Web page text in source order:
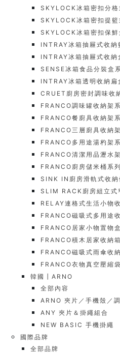
SKYLOCK冰箱密扣分格
SKYLOCK冰箱密扣提籃
SKYLOCK冰箱密扣保鮮
INTRAY冰箱抽屜式收納
INTRAY冰箱抽屜式收納
SENSE冰箱食品分裝盒
INTRAY冰箱透明收納扁
CRUET廚房密封調味收
FRANCO調味罐收納架
FRANCO餐廚具收納架
FRANCO三層廚具收納
FRANCO多用途湯杓架
FRANCO清潔用品瀝水
FRANCO廚房儲米桶系列
SINK IN廚房滑軌式收納
SLIM RACK廚房組立式
RELAY連格式生活小物
FRANCO磁吸式多用途
FRANCO居家小物置物
FRANCO積木居家收納
FRANCO磁吸式雨傘收
FRANCO衣物真空壓縮
韓國┃ARNO
全部內容
ARNO 夾片／手機殼／
ANY 夾片＆掛繩組合
NEW BASIC 手機掛繩
國際品牌
全部品牌